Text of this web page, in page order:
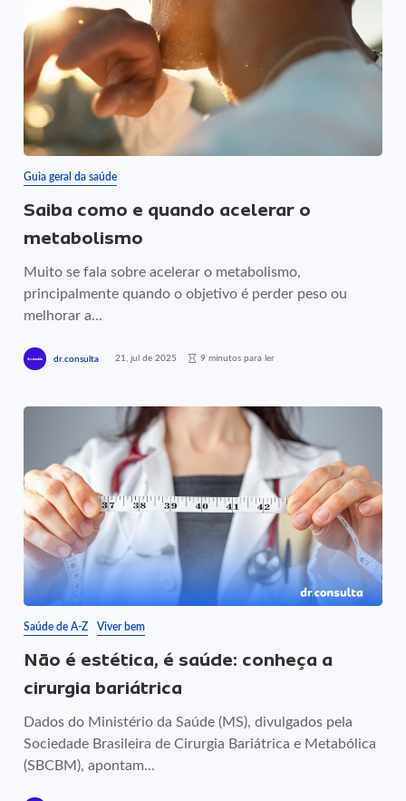
Guia geral da saúde
Saiba como e quando acelerar o
metabolismo
Muito se fala sobre acelerar o metabolismo,
principalmente quando o objetivo é perder peso ou
melhorar a...
dr.consulta 21, jul de 2025 9 minutos para ler
Saúde de A-Z Viver bem
Não é estética, é saúde: conheça a
cirurgia bariátrica
Dados do Ministério da Saúde (MS), divulgados pela
Sociedade Brasileira de Cirurgia Bariátrica e Metabólica
(SBCBM), apontam...